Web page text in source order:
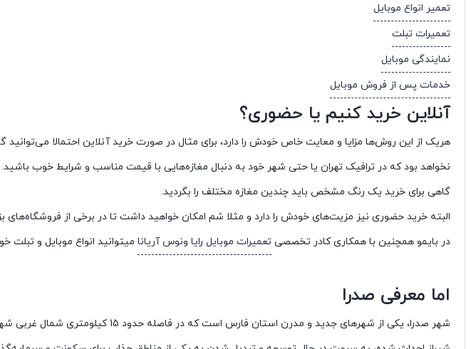
تعمیر انواع موبایل
تعمیرات تبلت
نمایندگی موبایل
خدمات پس از فروش موبایل
آنلاین خرید کنیم یا حضوری؟
هریک از این روش‌ها مزایا و معایت خاص خودش را دارد، برای مثال در صورت خرید آنلاین احتمالا
نخواهد بود که در ترافیک تهران یا حتی شهر خود به دنبال مغازه‌هایی با قیمت مناسب و شرایط خوب
گاهی برای خرید یک رنگ مشخص باید چندین مغازه مختلف را بگردید.
البته خرید حضوری نیز مزیت‌های خودش را دارد و مثلا شم امکان خواهید داشت تا در برخی از فروشگاه‌های
در بایمو همچنین با همکاری کادر تخصصی تعمیرات موبایل رایا ونوس آریانا میتوانید انواع موبایل و تبلت
اما معرفی صدرا
شهر صدرا، یکی از شهرهای جدید و